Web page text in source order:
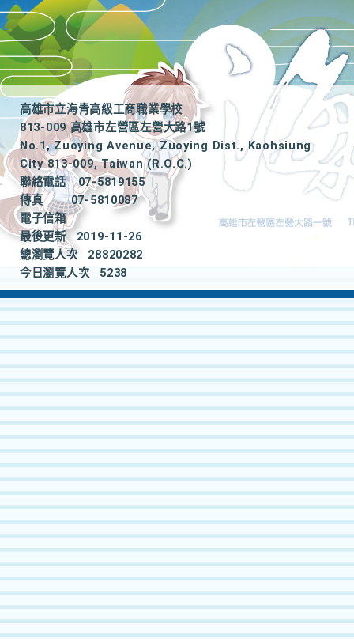
高雄市立海青高級工商職業學校
813-009 高雄市左營區左營大路1號
No.1, Zuoying Avenue, Zuoying Dist., Kaohsiung
City 813-009, Taiwan (R.O.C.)
聯絡電話
07-5819155
|
傳真
07-5810087
電子信箱
最後更新
2019-11-26
總瀏覽人次
28820282
今日瀏覽人次
5238